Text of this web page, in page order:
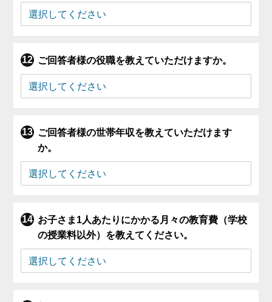
ご回答者様の役職を教えていただけますか。
ご回答者様の世帯年収を教えていただけます
か。
お子さま1人あたりにかかる月々の教育費（学校
の授業料以外）を教えてください。